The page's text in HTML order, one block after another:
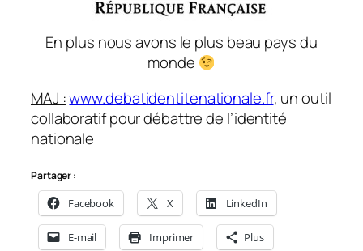
En plus nous avons le plus beau pays du
monde
MAJ :www.debatidentitenationale.fr, un outil
collaboratif pour débattre de l’identité
nationale
Partager :
Facebook X LinkedIn
E-mail Imprimer Plus